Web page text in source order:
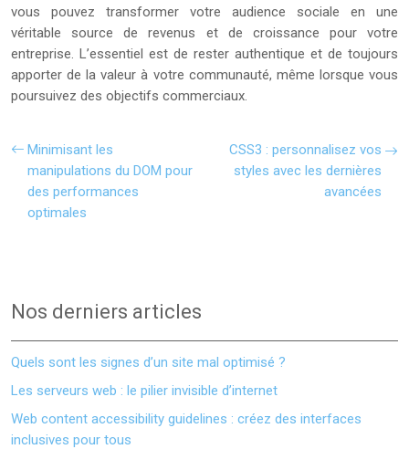
vous pouvez transformer votre audience sociale en une
véritable source de revenus et de croissance pour votre
entreprise. L’essentiel est de rester authentique et de toujours
apporter de la valeur à votre communauté, même lorsque vous
poursuivez des objectifs commerciaux.
Minimisant les
manipulations du DOM pour
des performances
optimales
CSS3 : personnalisez vos
styles avec les dernières
avancées
Nos derniers articles
Quels sont les signes d’un site mal optimisé ?
Les serveurs web : le pilier invisible d’internet
Web content accessibility guidelines : créez des interfaces
inclusives pour tous